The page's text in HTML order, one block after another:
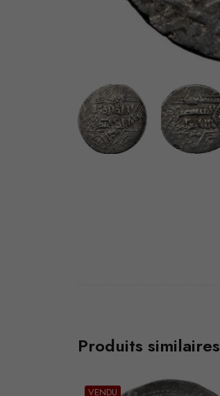
Produits similaires
VENDU